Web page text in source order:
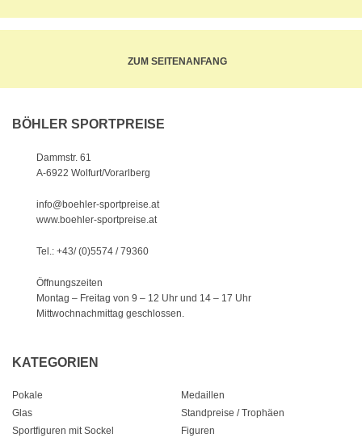
ZUM SEITENANFANG
BÖHLER SPORTPREISE
Dammstr. 61
A-6922 Wolfurt/Vorarlberg
info@boehler-sportpreise.at
www.boehler-sportpreise.at
Tel.: +43/ (0)5574 / 79360
Öffnungszeiten
Montag – Freitag von 9 – 12 Uhr und 14 – 17 Uhr
Mittwochnachmittag geschlossen.
KATEGORIEN
Pokale
Medaillen
Glas
Standpreise / Trophäen
Sportfiguren mit Sockel
Figuren